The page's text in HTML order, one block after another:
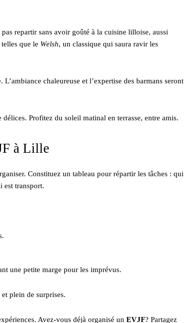
repartir sans avoir goûté à la cuisine lilloise, aussi
que le Welsh, un classique qui saura ravir les
chaleureuse et l’expertise des barmans seront
Profitez du soleil matinal en terrasse, entre amis.
à Lille
Constituez un tableau pour répartir les tâches : qui
est transport.
une petite marge pour les imprévus.
plein de surprises.
Avez-vous déjà organisé un EVJF? Partagez